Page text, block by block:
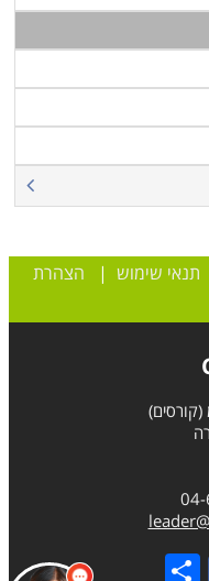
תנאי שימוש | הצהרת
Share